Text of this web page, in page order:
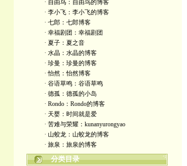
· 自由鸟：自由鸟的博客
· 李小飞：李小飞的博客
· 七郎：七郎博客
· 幸福剧团：幸福剧团
· 夏子：夏之音
· 水晶：水晶的博客
· 珍曼：珍曼的博客
· 怡然：怡然博客
· 谷语草鸣：谷语草鸣
· 德孤：德孤的小岛
· Rondo：Rondo的博客
· 天婴：时间就是爱
· 苦难与荣耀：kunanyurongyao
· 山蛟龙：山蛟龙的博客
· 旅泉：旅泉的博客
分类目录